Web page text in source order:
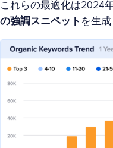
これらの最適化は2024
の強調スニペット を生成